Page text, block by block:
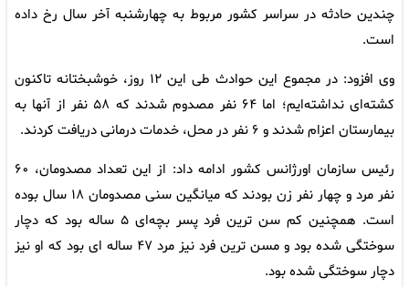
چندین حادثه در سراسر کشور مربوط به چهارشنبه آخر سال رخ داده
است.
وی افزود: در مجموع این حوادث طی این ۱۲ روز، خوشبختانه تاکنون
کشته‌ای نداشته‌ایم؛ اما ۶۴ نفر مصدوم شدند که ۵۸ نفر از آنها به
بیمارستان اعزام شدند و ۶ نفر در محل، خدمات درمانی دریافت کردند.
رئیس سازمان اورژانس کشور ادامه داد: از این تعداد مصدومان، ۶۰
نفر مرد و چهار نفر زن بودند که میانگین سنی مصدومان ۱۸ سال بوده
است. همچنین کم سن ترین فرد پسر بچه‌ای ۵ ساله بود که دچار
سوختگی شده بود و مسن ترین فرد نیز مرد ۴۷ ساله ای بود که او نیز
دچار سوختگی شده بود.